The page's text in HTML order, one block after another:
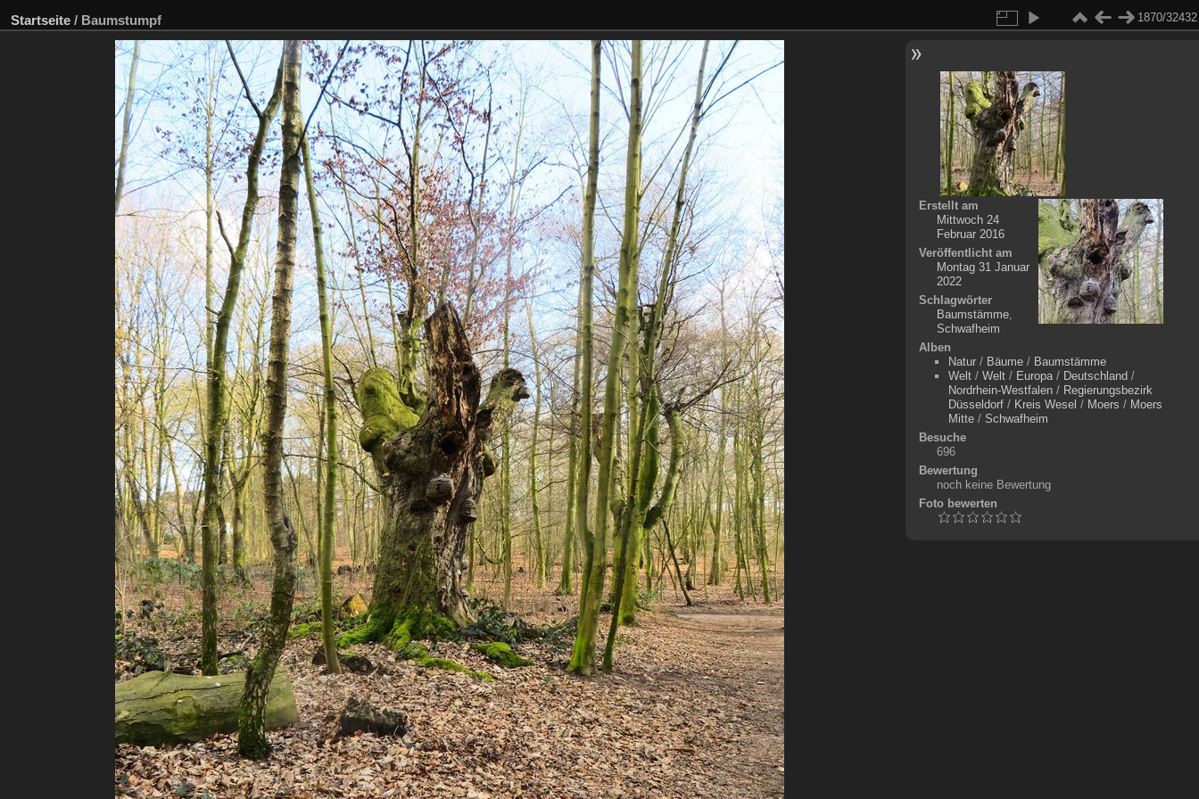
Startseite / Baumstumpf 1870/32432
Erstellt am
Mittwoch 24
Februar 2016
Veröffentlicht am
Montag 31 Januar
2022
Schlagwörter
Baumstämme,
Schwafheim
Alben
Natur/ Bäume/ Baumstämme
Welt/ Welt/ Europa/ Deutschland /
Nordrhein-Westfalen/ Regierungsbezirk
Düsseldorf/ Kreis Wesel / Moers / Moers
Mitte/ Schwafheim
Besuche
696
Bewertung
noch keine Bewertung
Foto bewerten